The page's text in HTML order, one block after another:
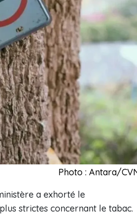
Photo : Antara/
a exhorté le
strictes concernant le tabac.